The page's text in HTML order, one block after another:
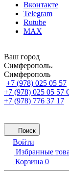
Вконтакте
Telegram
Rutube
MAX
Ваш город
Симферополь
Симферополь
+7 (978) 025 05 57
+7 (978) 025 05 57
+7 (978) 776 37 17
Поиск
Войти
Избранные
Корзина 0